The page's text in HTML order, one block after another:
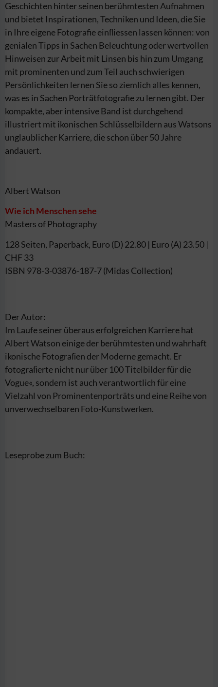
Geschichten hinter seinen berühmtesten Aufnahmen
und bietet Inspirationen, Techniken und Ideen, die Sie
in Ihre eigene Fotografie einﬂiessen lassen können: von
genialen Tipps in Sachen Beleuchtung oder wertvollen
Hinweisen zur Arbeit mit Linsen bis hin zum Umgang
mit prominenten und zum Teil auch schwierigen
Persönlichkeiten lernen Sie so ziemlich alles kennen,
was es in Sachen Porträtfotografie zu lernen gibt. Der
kompakte, aber intensive Band ist durchgehend
illustriert mit ikonischen Schlüsselbildern aus Watsons
unglaublicher Karriere, die schon über 50 Jahre
andauert.
Albert Watson
Wie ich Menschen sehe
Masters of Photography
128 Seiten, Paperback, Euro (D) 22.80 | Euro (A) 23.50 |
CHF 33
ISBN 978-3-03876-187-7 (Midas Collection)
Der Autor:
Im Laufe seiner überaus erfolgreichen Karriere hat
Albert Watson einige der berühmtesten und wahrhaft
ikonische Fotograﬁen der Moderne gemacht. Er
fotograﬁerte nicht nur über 100 Titelbilder für die
Vogue«, sondern ist auch verantwortlich für eine
Vielzahl von Prominentenporträts und eine Reihe von
unverwechselbaren Foto-Kunstwerken.
Leseprobe zum Buch: